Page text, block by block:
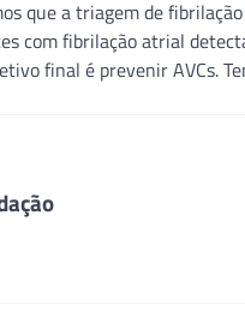
que a triagem de
com fibrilação atrial
final é prevenir AVCs.